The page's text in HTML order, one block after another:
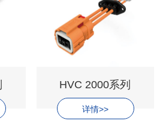
HVC 2000系列
详情>>